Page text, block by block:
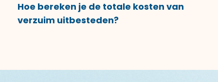
Hoe bereken je de totale kosten van
verzuim uitbesteden?